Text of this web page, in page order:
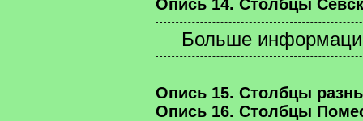
Опись 14. Столбцы
Опись 15. Столбцы
Опись 16. Столбцы